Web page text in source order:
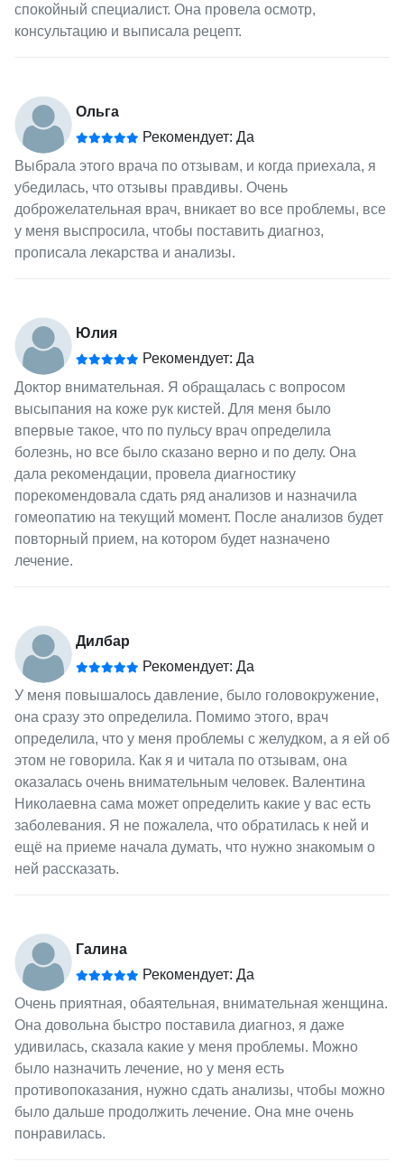
спокойный специалист. Она провела осмотр,
консультацию и выписала рецепт.
Ольга
Рекомендует: Да
Выбрала этого врача по отзывам, и когда приехала, я
убедилась, что отзывы правдивы. Очень
доброжелательная врач, вникает во все проблемы, все
у меня выспросила, чтобы поставить диагноз,
прописала лекарства и анализы.
Юлия
Рекомендует: Да
Доктор внимательная. Я обращалась с вопросом
высыпания на коже рук кистей. Для меня было
впервые такое, что по пульсу врач определила
болезнь, но все было сказано верно и по делу. Она
дала рекомендации, провела диагностику
порекомендовала сдать ряд анализов и назначила
гомеопатию на текущий момент. После анализов будет
повторный прием, на котором будет назначено
лечение.
Дилбар
Рекомендует: Да
У меня повышалось давление, было головокружение,
она сразу это определила. Помимо этого, врач
определила, что у меня проблемы с желудком, а я ей об
этом не говорила. Как я и читала по отзывам, она
оказалась очень внимательным человек. Валентина
Николаевна сама может определить какие у вас есть
заболевания. Я не пожалела, что обратилась к ней и
ещё на приеме начала думать, что нужно знакомым о
ней рассказать.
Галина
Рекомендует: Да
Очень приятная, обаятельная, внимательная женщина.
Она довольна быстро поставила диагноз, я даже
удивилась, сказала какие у меня проблемы. Можно
было назначить лечение, но у меня есть
противопоказания, нужно сдать анализы, чтобы можно
было дальше продолжить лечение. Она мне очень
понравилась.